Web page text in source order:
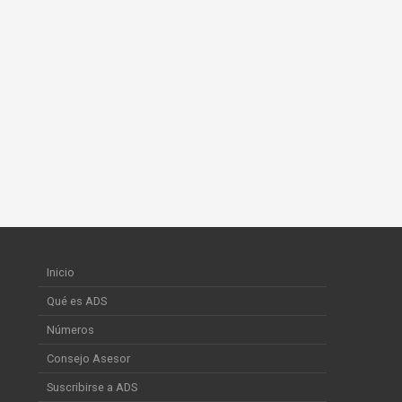
Inicio
Qué es ADS
Números
Consejo Asesor
Suscribirse a ADS